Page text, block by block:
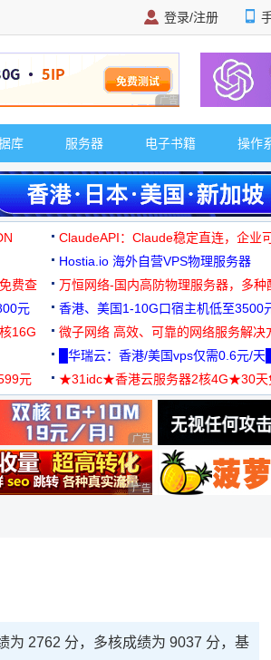
登录/注册
广告 商业广告，理性选择
库 服务器 电子书籍 操作
ClaudeAPI：Claude稳定直连，企业
Hostia.io 海外自营VPS物理服务器
费查
万恒网络-国内高防物理服务器，多种
99元/月起
元 香港、美国1-10G口宿主机低至3500
16G
微子网络 高效、可靠的网络服务解决
█华瑞云：香港/美国vps仅需0.6元/天█
元
★31idc★香港云服务器2核4G★30天
用◆
择 广告 商业广告，理性选择
选择 广告 商业广告，理性选择
为 2762 分，多核成绩为 9037 分，基